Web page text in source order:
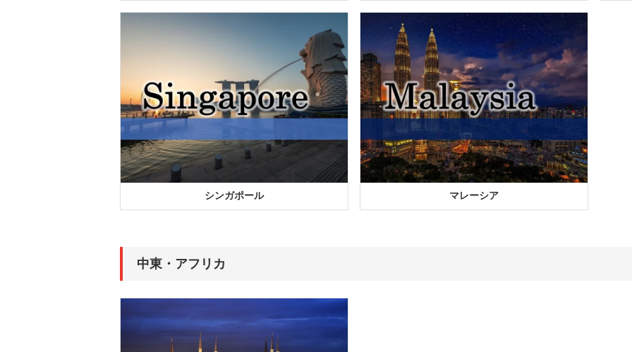
シンガポール マレーシア
中東・アフリカ